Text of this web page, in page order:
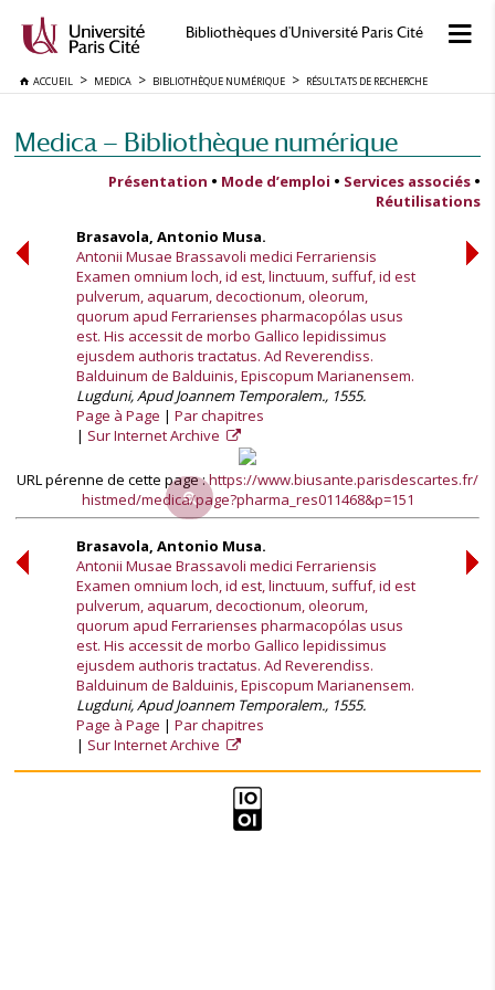
Bibliothèques d'Université Paris Cité
ACCUEIL MEDICA BIBLIOTHÈQUE NUMÉRIQUE RÉSULTATS DE RECHERCHE
Medica — Bibliothèque numérique
Présentation • Mode d’emploi • Services associés •
Réutilisations
Brasavola, Antonio Musa.
Antonii Musae Brassavoli medici Ferrariensis
Examen omnium loch, id est, linctuum, suffuf, id est
pulverum, aquarum, decoctionum, oleorum,
quorum apud Ferrarienses pharmacopólas usus
est. His accessit de morbo Gallico lepidissimus
ejusdem authoris tractatus. Ad Reverendiss.
Balduinum de Balduinis, Episcopum Marianensem.
Lugduni, Apud Joannem Temporalem., 1555.
Page à Page
Par chapitres
Sur Internet Archive
URL pérenne de cette page :https://www.biusante.parisdescartes.fr/
histmed/medica/page?pharma_res011468&p=151
Brasavola, Antonio Musa.
Antonii Musae Brassavoli medici Ferrariensis
Examen omnium loch, id est, linctuum, suffuf, id est
pulverum, aquarum, decoctionum, oleorum,
quorum apud Ferrarienses pharmacopólas usus
est. His accessit de morbo Gallico lepidissimus
ejusdem authoris tractatus. Ad Reverendiss.
Balduinum de Balduinis, Episcopum Marianensem.
Lugduni, Apud Joannem Temporalem., 1555.
Page à Page
Par chapitres
Sur Internet Archive